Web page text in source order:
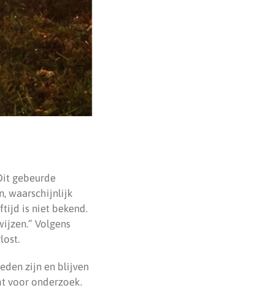
gebeurde
waarschijnlijk
is niet bekend.
Volgens
zijn en blijven
voor onderzoek.